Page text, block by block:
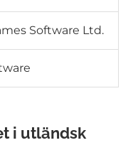
Software Ltd.
i utländsk